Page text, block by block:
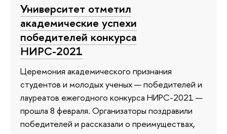
Университет отметил
академические успехи
победителей конкурса
НИРС-2021
Церемония академического признания
студентов и молодых ученых — победителей и
лауреатов ежегодного конкурса НИРС-2021 —
прошла 8 февраля. Организаторы поздравили
победителей и рассказали о преимуществах,